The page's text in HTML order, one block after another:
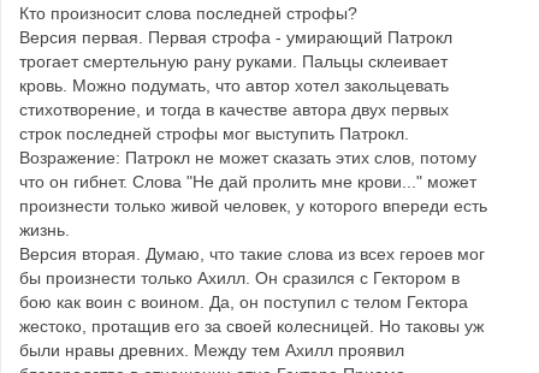
Кто произносит слова последней строфы?
Версия первая. Первая строфа - умирающий Патрокл
трогает смертельную рану руками. Пальцы склеивает
кровь. Можно подумать, что автор хотел закольцевать
стихотворение, и тогда в качестве автора двух первых
строк последней строфы мог выступить Патрокл.
Возражение: Патрокл не может сказать этих слов, потому
что он гибнет. Слова "Не дай пролить мне крови..." может
произнести только живой человек, у которого впереди есть
жизнь.
Версия вторая. Думаю, что такие слова из всех героев мог
бы произнести только Ахилл. Он сразился с Гектором в
бою как воин с воином. Да, он поступил с телом Гектора
жестоко, протащив его за своей колесницей. Но таковы уж
были нравы древних. Между тем Ахилл проявил